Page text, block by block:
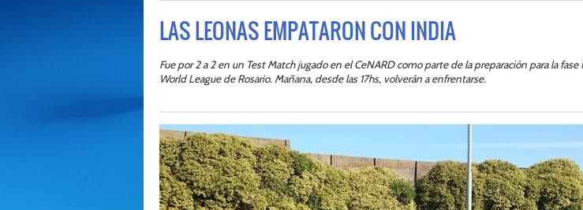
LAS LEONAS EMPATARON CON INDIA
Fue por 2 a 2 en un Test Match jugado en el CeNARD como parte de la preparación para la fase
World League de Rosario. Mañana, desde las 17hs, volverán a enfrentarse.